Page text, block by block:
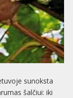
sunoksta
šalčiui: iki